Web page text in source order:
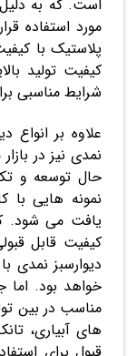
است. که به
مورد استفاده
پلاستیک با
کیفیت تولید
شرایط مناسبی
علاوه بر انواع
نمدی نیز در
حال توسعه و
نمونه هایی با
یافت می شود.
کیفیت قابل
دیوارسبز نمدی
خواهد بود. اما
مناسب در بین
های آبیاری،